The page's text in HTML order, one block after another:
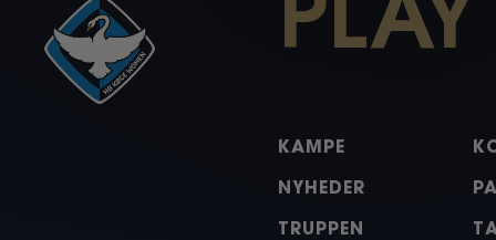
KAMPE
NYHEDER
TRUPPEN